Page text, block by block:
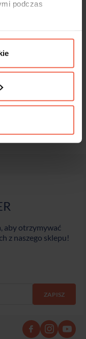
podczas
aby otrzymywać
z naszego sklepu!